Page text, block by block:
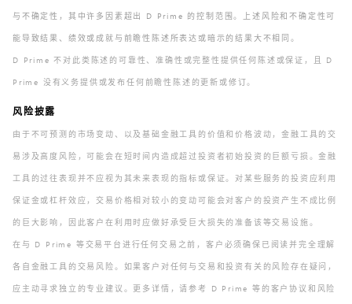
与不确定性，其中许多因素超出 D Prime 的控制范围。上述风险和不确定性可
能导致结果、绩效或成就与前瞻性陈述所表达或暗示的结果大不相同。
D Prime 不对此类陈述的可靠性、准确性或完整性提供任何陈述或保证，且 D
Prime 没有义务提供或发布任何前瞻性陈述的更新或修订。
风险披露
由于不可预测的市场变动、以及基础金融工具的价值和价格波动，金融工具的交
易涉及高度风险，可能会在短时间内造成超过投资者初始投资的巨额亏损。金融
工具的过往表现并不应视为其未来表现的指标或保证。对某些服务的投资应利用
保证金或杠杆效应，交易价格相对较小的变动可能会对客户的投资产生不成比例
的巨大影响，因此客户在利用时应做好承受巨大损失的准备该等交易设施。
在与 D Prime 等交易平台进行任何交易之前，客户必须确保已阅读并完全理解
各自金融工具的交易风险。如果客户对任何与交易和投资有关的风险存在疑问，
应主动寻求独立的专业建议。更多详情，请参考 D Prime 等的客户协议和风险